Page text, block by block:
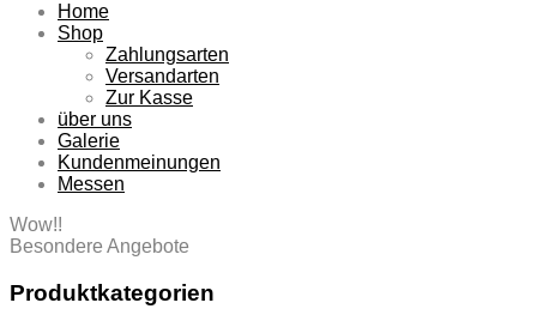
Home
Shop
Zahlungsarten
Versandarten
Zur Kasse
über uns
Galerie
Kundenmeinungen
Messen
Wow!!
Besondere Angebote
Produktkategorien